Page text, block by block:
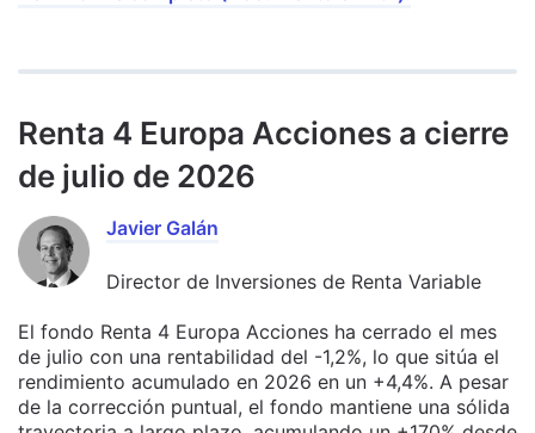
Renta 4 Europa Acciones a cierre
de julio de 2026
Javier Galán
Director de Inversiones de Renta Variable
El fondo Renta 4 Europa Acciones ha cerrado el mes
de julio con una rentabilidad del -1,2%, lo que sitúa el
rendimiento acumulado en 2026 en un +4,4%. A pesar
de la corrección puntual, el fondo mantiene una sólida